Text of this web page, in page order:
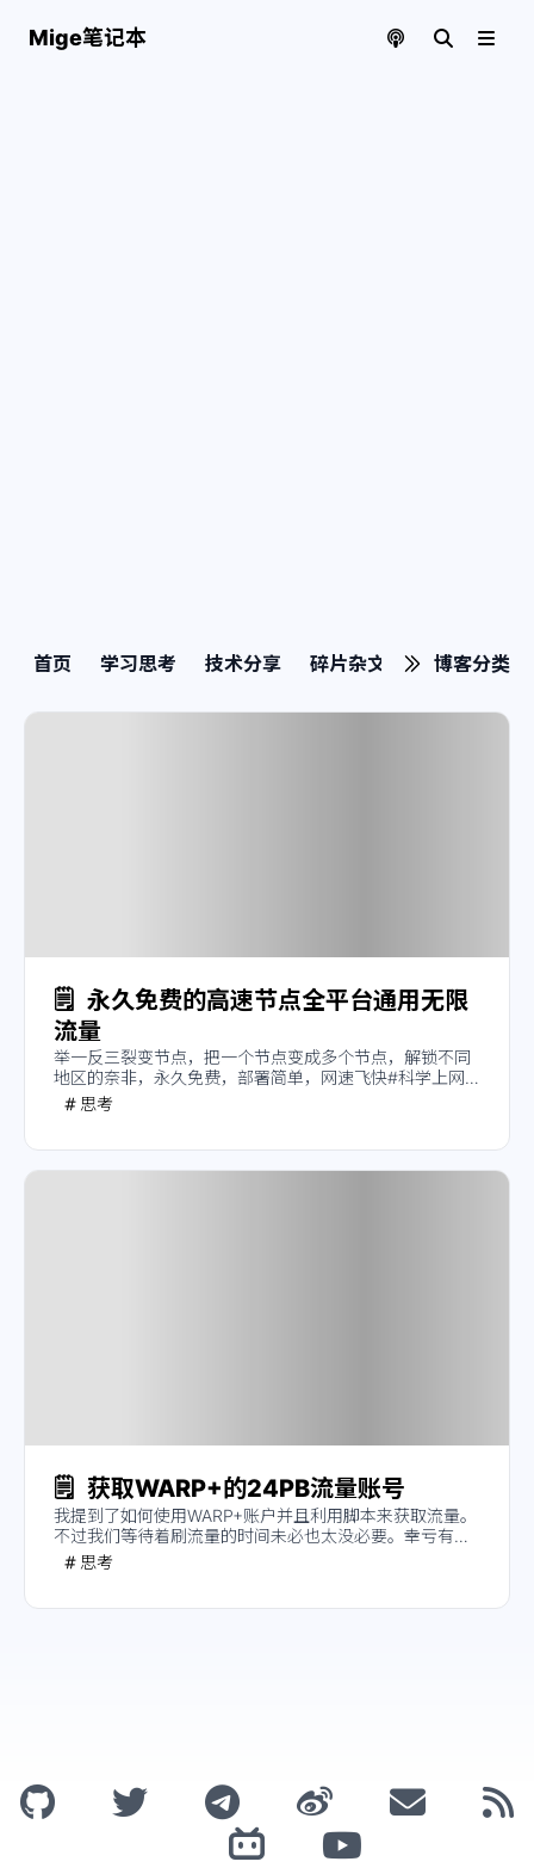
Mige笔记本
首页 学习思考 技术分享 碎片杂文 博客分类
🗒️ 永久免费的高速节点全平台通用无限
流量
举一反三裂变节点，把一个节点变成多个节点，解锁不同
地区的奈非，永久免费，部署简单，网速飞快#科学上网
#v2ray
思考
🗒️ 获取WARP+的24PB流量账号
我提到了如何使用WARP+账户并且利用脚本来获取流量。
不过我们等待着刷流量的时间未必也太没必要。幸亏有一
位无名的大神，他提供了使用利用WARP+的24PB Bug，
可以实现免刷流量获取WARP+账户。
思考